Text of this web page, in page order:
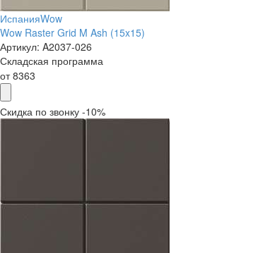
ИспанияWow
Wow Raster Grid M Ash (15x15)
Артикул: A2037-026
Складская программа
от8363
Скидка по звонку -10%